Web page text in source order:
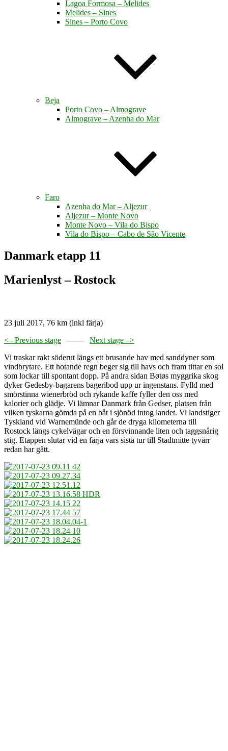
Lagoa Formosa – Melides
Melides – Sines
Sines – Porto Covo
Beja
Porto Covo – Almograve
Almograve – Azenha do Mar
Faro
Azenha do Mar – Aljezur
Aljezur – Monte Novo
Monte Novo – Vila do Bispo
Vila do Bispo – Cabo de São Vicente
Danmark etapp 11
Marienlyst – Rostock
23 juli 2017, 76 km (inkl färja)
<– Previous stage —— Next stage –>
Vi traskar rakt söderut längs ett brusande hav med sanddyner som
vindbrytare. Ett hotande regn beger sig till havs och fram tittar en sol
som lockar till spontant dopp. På andra sidan Bøtøs myggrika skog
dyker Gedesby-bagarens bageribod upp ur ingenstans. Fylld med
smörstinna wienerbröd och rykande kaffe fyller den oss med
kalorier och glädje. Vi lämnar Danmark från Gedser, platsen från
vilken tyskarna gömda på en båt i sjönöd intog landet. Vi landstiger
Tyskland vid Warnemünde och går de dryga kilometerna till
Rostock längs cykelvägar och en försvinnande liten och taggsnårig
stig. Etappen slutar vid en färja vars sista tur till Stadtmitte tyvärr
redan har gått.